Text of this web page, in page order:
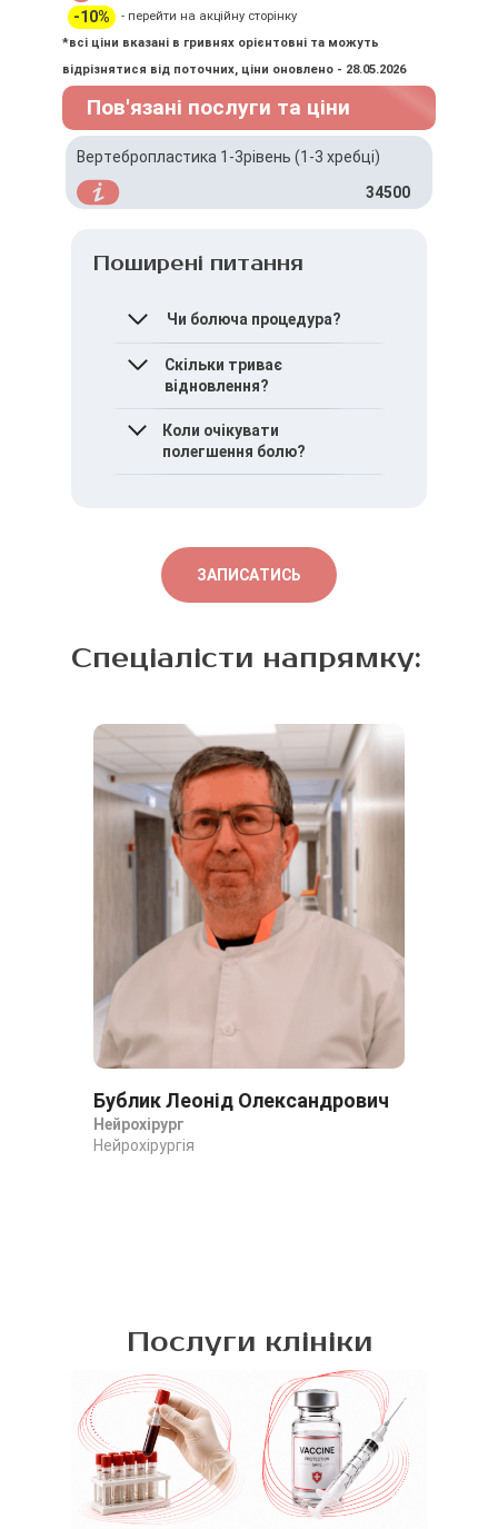
-10%
- перейти на акційну сторінку
*всі ціни вказані в гривнях орієнтовні та можуть
відрізнятися від поточних, ціни оновлено - 28.05.2026
Пов'язані послуги та ціни
Вертебропластика 1-3рівень (1-3 хребці)
34500
Поширені питання
Чи болюча процедура?
Процедура зазвичай
проводиться під місцевою
анестезією, тому
дискомфорт мінімальний.
Скільки триває
відновлення?
Більшість пацієнтів
повертаються до
активності вже
Коли очікувати
полегшення болю?
ЗАПИСАТИСЬ
Спеціалісти напрямку:
Бублик Леонід Олександрович
Нейрохірург
Нейрохірургія
Послуги клініки